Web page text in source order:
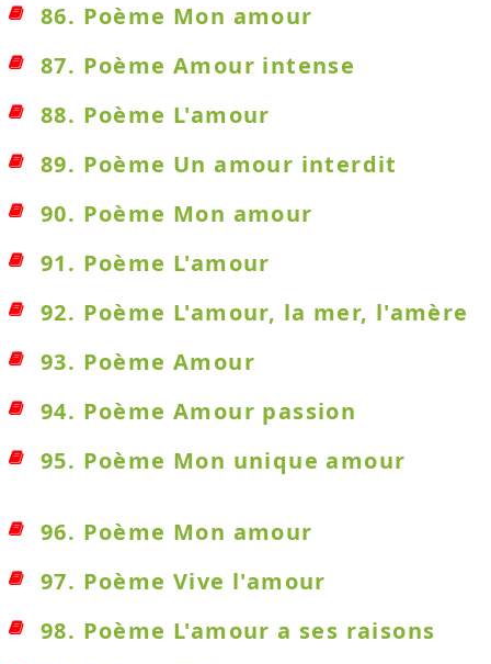
86. Poème Mon amour
87. Poème Amour intense
88. Poème L'amour
89. Poème Un amour interdit
90. Poème Mon amour
91. Poème L'amour
92. Poème L'amour, la mer, l'amère
93. Poème Amour
94. Poème Amour passion
95. Poème Mon unique amour
96. Poème Mon amour
97. Poème Vive l'amour
98. Poème L'amour a ses raisons